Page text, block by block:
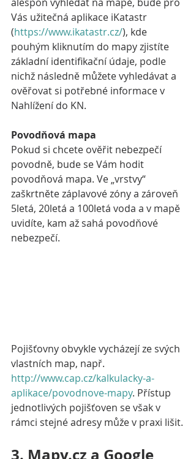
Vás užitečná aplikace iKatastr
(https://www.ikatastr.cz/), kde
pouhým kliknutím do mapy zjistíte
základní identifikační údaje, podle
nichž následně můžete vyhledávat a
ověřovat si potřebné informace v
Nahlížení do KN.
Povodňová mapa
Pokud si chcete ověřit nebezpečí
povodně, bude se Vám hodit
povodňová mapa. Ve „vrstvy“
zaškrtněte záplavové zóny a zároveň
5letá, 20letá a 100letá voda a v mapě
uvidíte, kam až sahá povodňové
nebezpečí.
Pojišťovny obvykle vycházejí ze svých
vlastních map, např.
http://www.cap.cz/kalkulacky-a-
aplikace/povodnove-mapy. Přístup
jednotlivých pojišťoven se však v
rámci stejné adresy může v praxi lišit.
3. Mapy.cz a Google